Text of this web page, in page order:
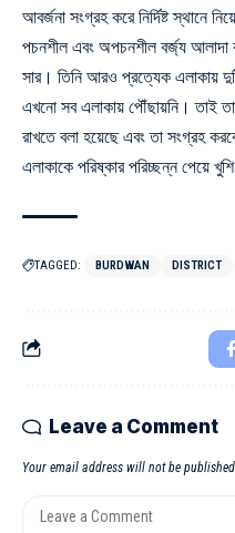
আবর্জনা সংগ্রহ করে নির্দিষ্ট স্থানে
পচনশীল এবং অপচনশীল বর্জ্য আলাদা
সার। তিনি আরও প্রত্যেক এলাকায়
এখনো সব এলাকায় পৌঁছায়নি। তাই
রাখতে বলা হয়েছে এবং তা সংগ্রহ
এলাকাকে পরিষ্কার পরিচ্ছন্ন পেয়ে
TAGGED: BURDWAN DISTRICT
Leave a Comment
Your email address will not be published.